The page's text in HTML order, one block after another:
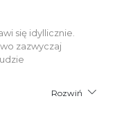
się idyllicznie.
zazwyczaj
Rozwiń